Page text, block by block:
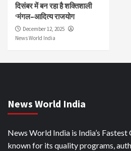
दिसंबर में बन रहा है शक्तिशाली
‘मंगल–आदित्य राजयोग
December 12, 2025
News World India
News World India
News World India is India’s
known for its quality programs,